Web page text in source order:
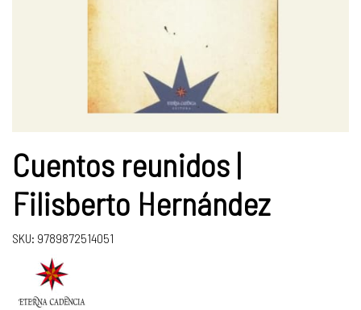
Cuentos reunidos |
Filisberto Hernández
SKU: 9789872514051